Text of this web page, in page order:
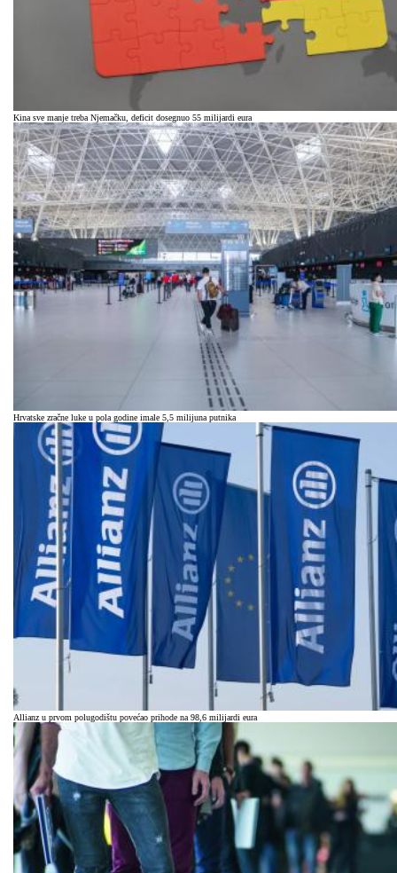
Kina sve manje treba Njemačku, deficit dosegnuo 55 milijardi eura
Hrvatske zračne luke u pola godine imale 5,5 milijuna putnika
Allianz u prvom polugodištu povećao prihode na 98,6 milijardi eura